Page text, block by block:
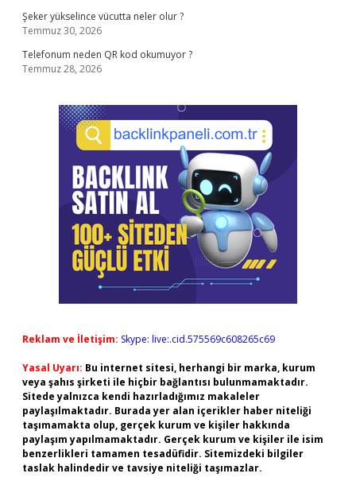
Şeker yükselince vücutta neler olur ?
Temmuz 30, 2026
Telefonum neden QR kod okumuyor ?
Temmuz 28, 2026
Reklam ve İletişim: Skype: live:.cid.575569c608265c69
Yasal Uyarı: Bu internet sitesi, herhangi bir marka, kurum
veya şahıs şirketi ile hiçbir bağlantısı bulunmamaktadır.
Sitede yalnızca kendi hazırladığımız makaleler
paylaşılmaktadır. Burada yer alan içerikler haber niteliği
taşımamakta olup, gerçek kurum ve kişiler hakkında
paylaşım yapılmamaktadır. Gerçek kurum ve kişiler ile isim
benzerlikleri tamamen tesadüfidir. Sitemizdeki bilgiler
taslak halindedir ve tavsiye niteliği taşımazlar.